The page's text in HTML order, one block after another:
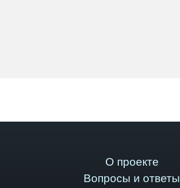
О проекте
Вопросы и ответы